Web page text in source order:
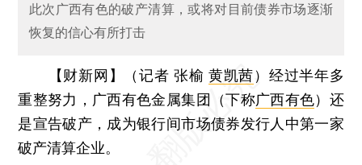
此次广西有色的破产清算，或将对目前债券市场逐渐
恢复的信心有所打击
【财新网】（记者 张榆黄凯茜） 经过半年多
重整努力，广西有色金属集团（下称广西有色）还
是宣告破产，成为银行间市场债券发行人中第一家
破产清算企业。